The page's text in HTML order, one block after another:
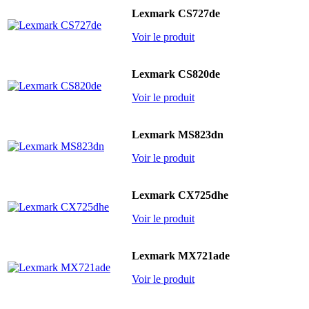
Lexmark CS727de
Voir le produit
Lexmark CS820de
Voir le produit
Lexmark MS823dn
Voir le produit
Lexmark CX725dhe
Voir le produit
Lexmark MX721ade
Voir le produit